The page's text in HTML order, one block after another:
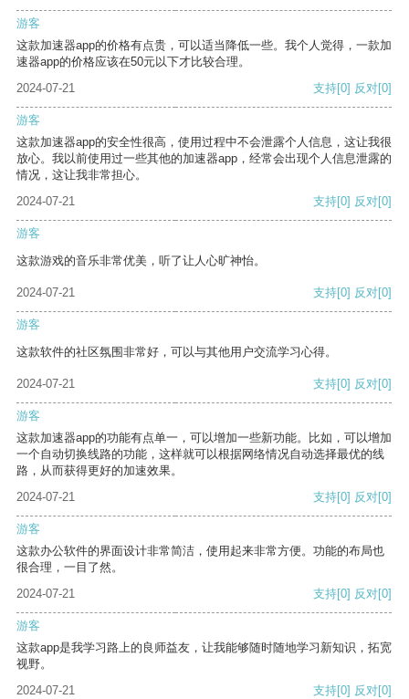
游客
这款加速器app的价格有点贵，可以适当降低一些。我个人觉得，一款加
速器app的价格应该在50元以下才比较合理。
2024-07-21
支持[0] 反对[0]
游客
这款加速器app的安全性很高，使用过程中不会泄露个人信息，这让我很
放心。我以前使用过一些其他的加速器app，经常会出现个人信息泄露的
情况，这让我非常担心。
2024-07-21
支持[0] 反对[0]
游客
这款游戏的音乐非常优美，听了让人心旷神怡。
2024-07-21 支持[0] 反对[0]
游客
这款软件的社区氛围非常好，可以与其他用户交流学习心得。
2024-07-21 支持[0] 反对[0]
游客
这款加速器app的功能有点单一，可以增加一些新功能。比如，可以增加
一个自动切换线路的功能，这样就可以根据网络情况自动选择最优的线
路，从而获得更好的加速效果。
2024-07-21
支持[0] 反对[0]
游客
这款办公软件的界面设计非常简洁，使用起来非常方便。功能的布局也
很合理，一目了然。
2024-07-21
支持[0] 反对[0]
游客
这款app是我学习路上的良师益友，让我能够随时随地学习新知识，拓宽
视野。
2024-07-21
支持[0] 反对[0]